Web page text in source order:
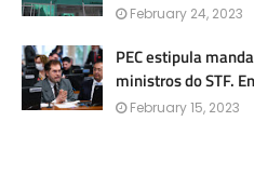
February 24, 2023
PEC estipula
ministros do STF.
February 15, 2023